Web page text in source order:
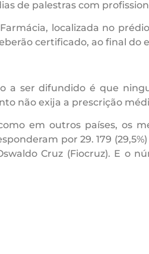
de palestras com
localizada no
certificado, ao final do
a ser difundido é que
não exija a prescrição
em outros países, os
por 29. 179
Cruz (Fiocruz). E o